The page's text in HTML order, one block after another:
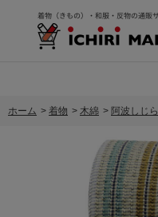
ホーム > 着物 > 木綿 > 阿波しじら